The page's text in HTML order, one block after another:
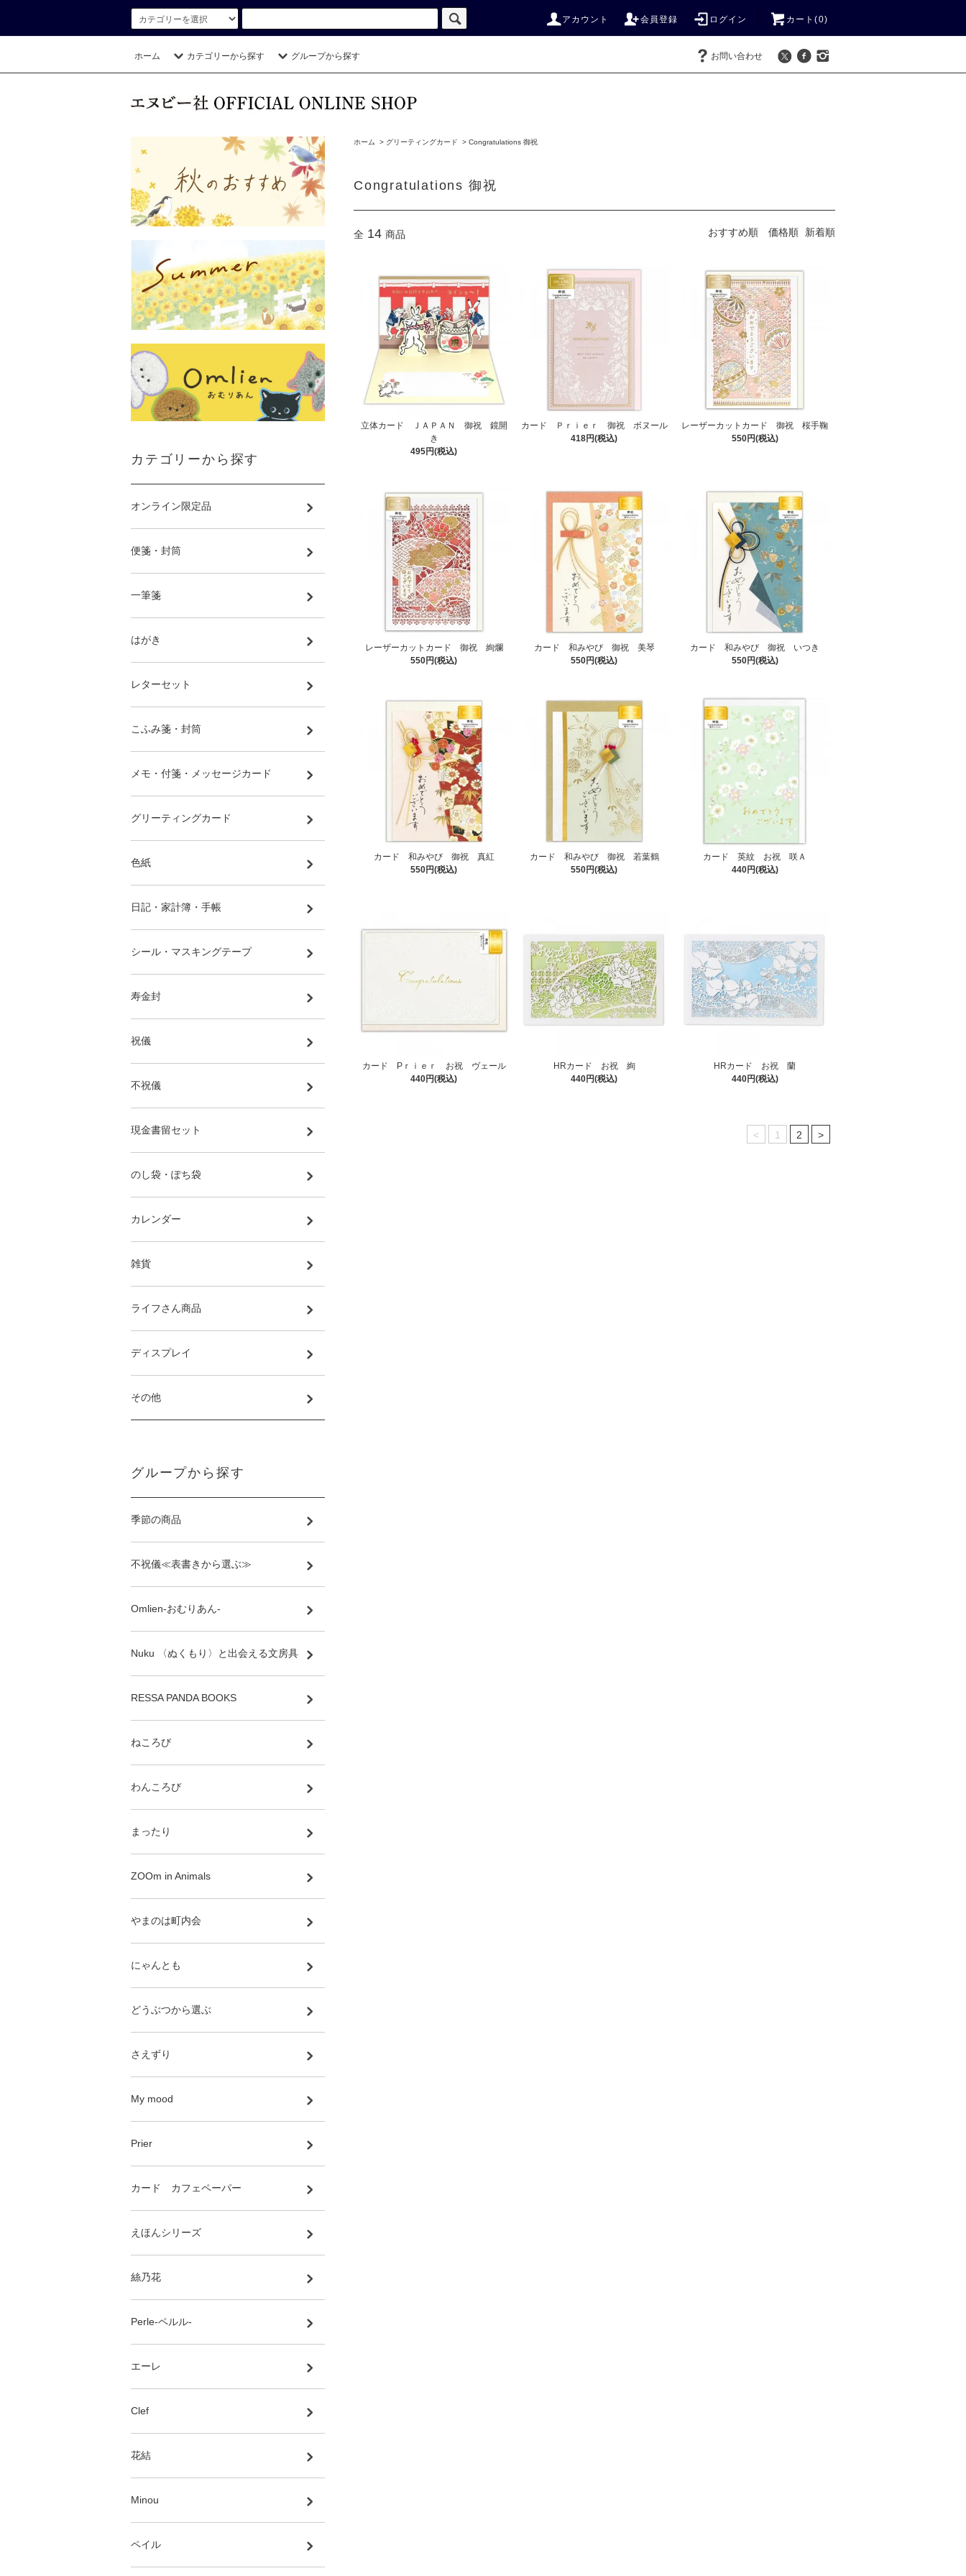
アカウント 会員登録 ログイン カート(0)
ホーム カテゴリーから探す グループから探す お問い合わせ
ホーム > グリーティングカード > Congratulations 御祝
Congratulations 御祝
全 14 商品 おすすめ順 価格順 新着順
立体カード ＪＡＰＡＮ 御祝 鏡開
き
495円(税込)
カード Ｐｒｉｅｒ 御祝 ボヌール
418円(税込)
レーザーカットカード 御祝 桜手鞠
550円(税込)
レーザーカットカード 御祝 絢爛
550円(税込)
カード 和みやび 御祝 美琴
550円(税込)
カード 和みやび 御祝 いつき
550円(税込)
カード 和みやび 御祝 真紅
550円(税込)
カード 和みやび 御祝 若葉鶴
550円(税込)
カード 英紋 お祝 咲Ａ
440円(税込)
カード Pｒｉｅｒ お祝 ヴェール
440円(税込)
HRカード お祝 絢
440円(税込)
HRカード お祝 蘭
440円(税込)
< 1 2 >
カテゴリーから探す
オンライン限定品
便箋・封筒
一筆箋
はがき
レターセット
こふみ箋・封筒
メモ・付箋・メッセージカード
グリーティングカード
色紙
日記・家計簿・手帳
シール・マスキングテープ
寿金封
祝儀
不祝儀
現金書留セット
のし袋・ぽち袋
カレンダー
雑貨
ライフさん商品
ディスプレイ
その他
グループから探す
季節の商品
不祝儀≪表書きから選ぶ≫
Omlien-おむりあん-
Nuku 〈ぬくもり〉と出会える文房具
RESSA PANDA BOOKS
ねころび
わんころび
まったり
ZOOm in Animals
やまのは町内会
にゃんとも
どうぶつから選ぶ
さえずり
My mood
Prier
カード カフェペーパー
えほんシリーズ
絲乃花
Perle-ペルル-
エーレ
Clef
花結
Minou
ペイル